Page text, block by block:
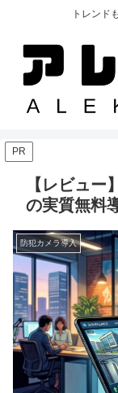
トレンド
PR
【レビュー
の実質無料
防犯カメラ導入